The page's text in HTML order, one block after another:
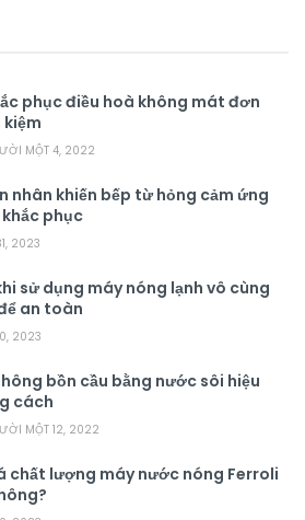
phục điều hoà không mát đơn
MỘT 4, 2022
nhân khiến bếp từ hỏng cảm ứng
phục
2023
sử dụng máy nóng lạnh vô cùng
an toàn
2023
bồn cầu bằng nước sôi hiệu
cách
MỘT 12, 2022
chất lượng máy nước nóng Ferroli